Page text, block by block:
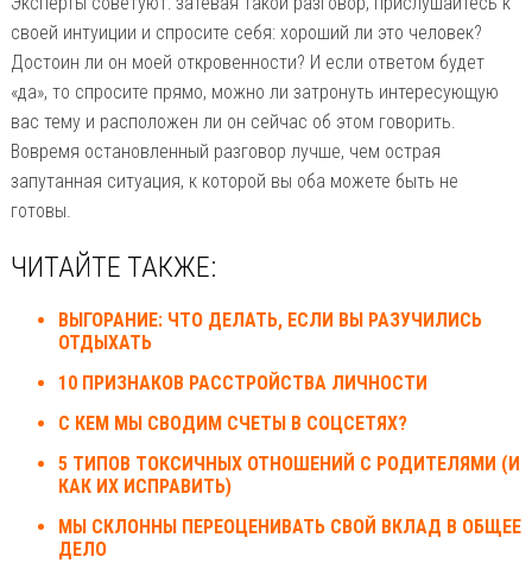
своей интуиции и спросите себя: хороший ли это человек?
Достоин ли он моей откровенности? И если ответом будет
«да», то спросите прямо, можно ли затронуть интересующую
вас тему и расположен ли он сейчас об этом говорить.
Вовремя остановленный разговор лучше, чем острая
запутанная ситуация, к которой вы оба можете быть не
готовы.
ЧИТАЙТЕ ТАКЖЕ:
ВЫГОРАНИЕ: ЧТО ДЕЛАТЬ, ЕСЛИ ВЫ РАЗУЧИЛИСЬ
ОТДЫХАТЬ
10 ПРИЗНАКОВ РАССТРОЙСТВА ЛИЧНОСТИ
С КЕМ МЫ СВОДИМ СЧЕТЫ В СОЦСЕТЯХ?
5 ТИПОВ ТОКСИЧНЫХ ОТНОШЕНИЙ С РОДИТЕЛЯМИ (И
КАК ИХ ИСПРАВИТЬ)
МЫ СКЛОННЫ ПЕРЕОЦЕНИВАТЬ СВОЙ ВКЛАД В ОБЩЕЕ
ДЕЛО